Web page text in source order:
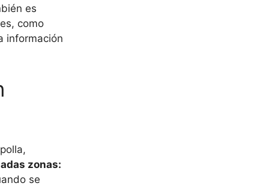
es
como
información
zonas:
se